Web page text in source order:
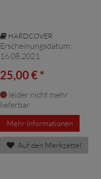
HARDCOVER
Erscheinungsdatum:
16.08.2021
25,00 € *
leider nicht mehr
lieferbar
Mehr Informationen
Auf den Merkzettel